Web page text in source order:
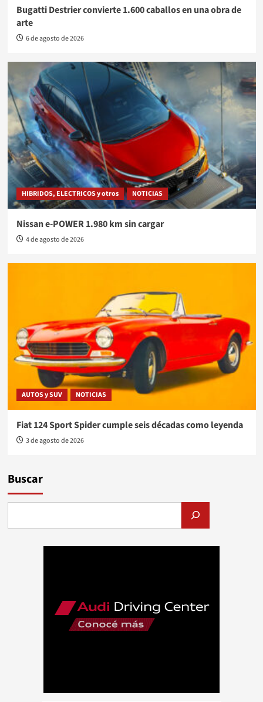
Bugatti Destrier convierte 1.600 caballos en una obra de
arte
6 de agosto de 2026
HIBRIDOS, ELECTRICOS y otros NOTICIAS
Nissan e-POWER 1.980 km sin cargar
4 de agosto de 2026
AUTOS y SUV NOTICIAS
Fiat 124 Sport Spider cumple seis décadas como leyenda
3 de agosto de 2026
Buscar